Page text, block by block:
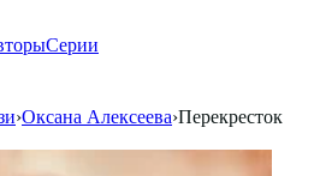
Серии
›Оксана Алексеева›Перекресток